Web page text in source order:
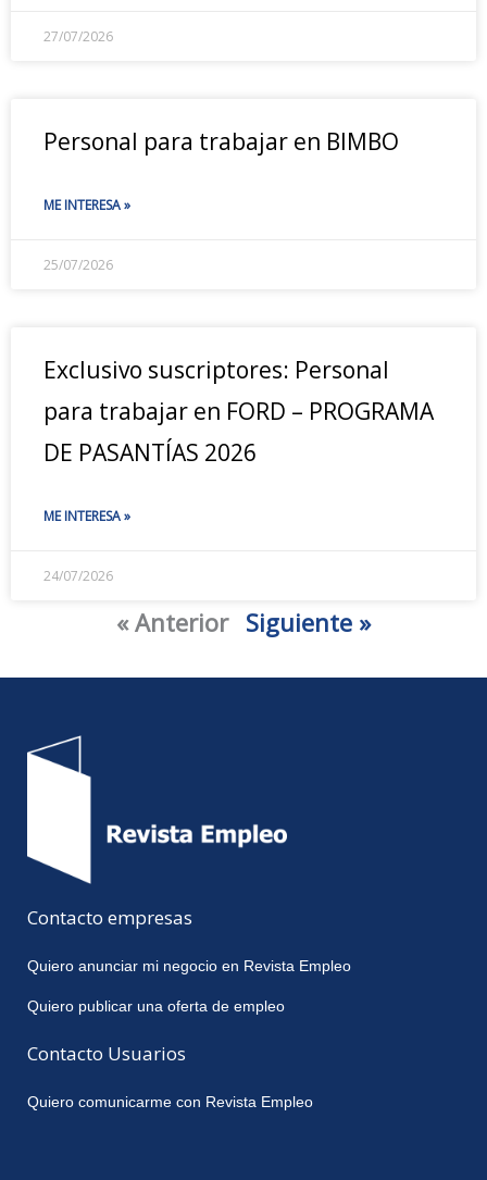
27/07/2026
Personal para trabajar en BIMBO
ME INTERESA »
25/07/2026
Exclusivo suscriptores: Personal
para trabajar en FORD – PROGRAMA
DE PASANTÍAS 2026
ME INTERESA »
24/07/2026
« Anterior Siguiente »
Contacto empresas
Quiero anunciar mi negocio en Revista Empleo
Quiero publicar una oferta de empleo
Contacto Usuarios
Quiero comunicarme con Revista Empleo